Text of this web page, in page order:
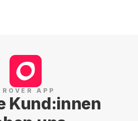
APP
Kund:innen